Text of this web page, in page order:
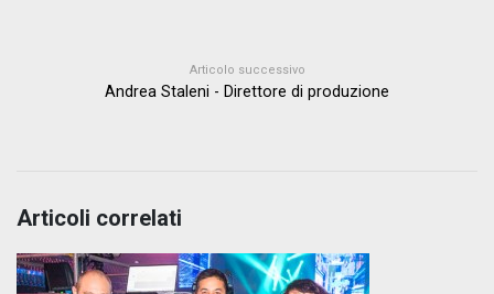
Articolo successivo
Andrea Staleni - Direttore di produzione
Articoli correlati